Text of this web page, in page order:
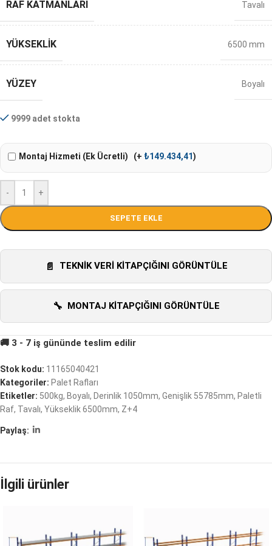
RAF KATMANLARI Tavalı
YÜKSEKLIK 6500 mm
YÜZEY Boyalı
9999 adet stokta
Montaj Hizmeti (Ek Ücretli) (+ ₺149.434,41)
- +
SEPETE EKLE
TEKNIK VERI KITAPÇIĞINI GÖRÜNTÜLE
MONTAJ KITAPÇIĞINI GÖRÜNTÜLE
Stok kodu: 11165040421
Kategoriler: Palet Rafları
Etiketler: 500kg, Boyalı, Derinlik 1050mm, Genişlik 55785mm, Paletli
Raf, Tavalı, Yükseklik 6500mm, Z+4
Paylaş:
İlgili ürünler